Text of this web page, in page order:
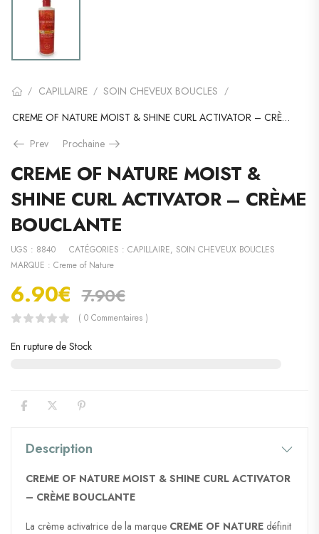
/ CAPILLAIRE / SOIN CHEVEUX BOUCLES /
CREME OF NATURE MOIST & SHINE CURL ACTIVATOR – CRÈME BOUCLANTE
Prev
Prochaine
CREME OF NATURE MOIST &
SHINE CURL ACTIVATOR – CRÈME
BOUCLANTE
UGS : 8840 CATÉGORIES : CAPILLAIRE, SOIN CHEVEUX BOUCLES
MARQUE : Creme of Nature
6.90€ 7.90€
( 0 Commentaires )
En rupture de Stock
Description
CREME OF NATURE MOIST & SHINE CURL ACTIVATOR
– CRÈME BOUCLANTE
La crème activatrice de la marque CREME OF NATURE définit